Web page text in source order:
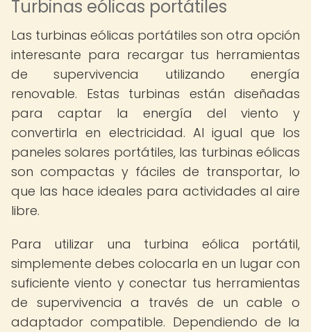
Turbinas eólicas portátiles
Las turbinas eólicas portátiles son otra opción
interesante para recargar tus herramientas
de supervivencia utilizando energía
renovable. Estas turbinas están diseñadas
para captar la energía del viento y
convertirla en electricidad. Al igual que los
paneles solares portátiles, las turbinas eólicas
son compactas y fáciles de transportar, lo
que las hace ideales para actividades al aire
libre.
Para utilizar una turbina eólica portátil,
simplemente debes colocarla en un lugar con
suficiente viento y conectar tus herramientas
de supervivencia a través de un cable o
adaptador compatible. Dependiendo de la